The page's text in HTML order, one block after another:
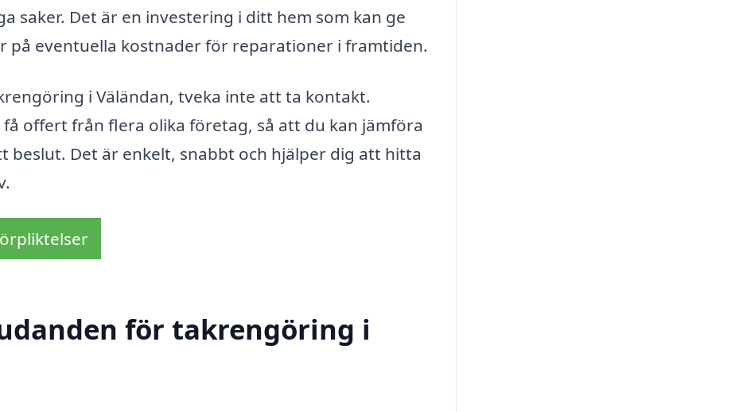
saker. Det är en investering i ditt hem som kan ge
på eventuella kostnader för reparationer i framtiden.
i Väländan, tveka inte att ta kontakt.
offert från flera olika företag, så att du kan jämföra
Det är enkelt, snabbt och hjälper dig att hitta
för takrengöring i